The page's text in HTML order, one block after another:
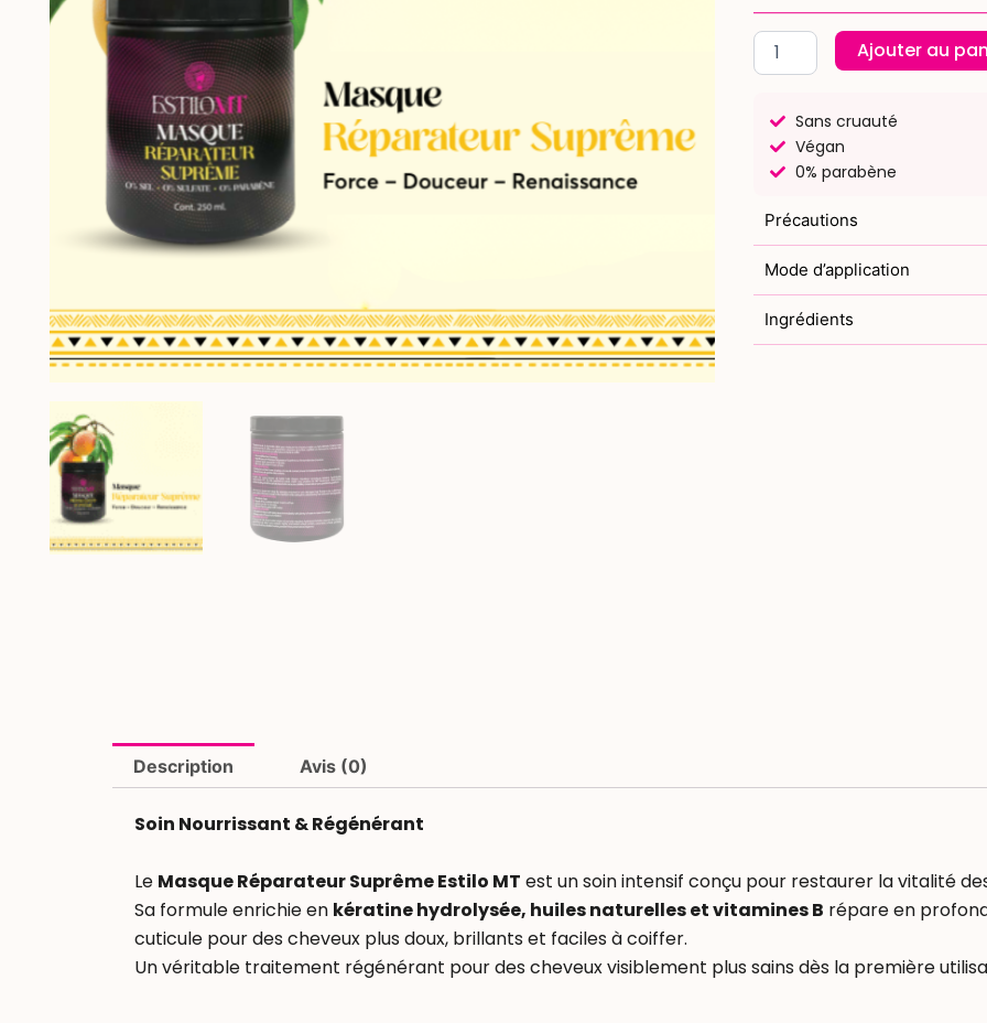
$40.00.
quantité
Suprême
(250ml)
Ajouter au
Sans cruauté
Végan
0% parabène
Précautions
Mode d’application
Ingrédients
Description Avis (0)
Soin Nourrissant & Régénérant
Le Masque Réparateur Suprême Estilo MT est un soin intensif conçu pour restaurer la vitalité
Sa formule enrichie en kératine hydrolysée, huiles naturelles et vitamines B répare en
cuticule pour des cheveux plus doux, brillants et faciles à coiffer.
Un véritable traitement régénérant pour des cheveux visiblement plus sains dès la première